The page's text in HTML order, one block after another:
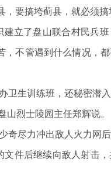
要搞垮蓟县，就必须搞
立了盘山联合村民兵
不管遇到什么情况，
生训练班，还秘密潜
烈士陵园主任郑辉说。
奇尽力冲出敌人火力网
件后继续向敌人射击